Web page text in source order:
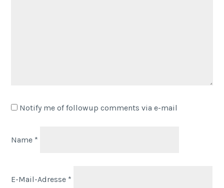
Notify me of followup comments via e-mail
Name *
E-Mail-Adresse *